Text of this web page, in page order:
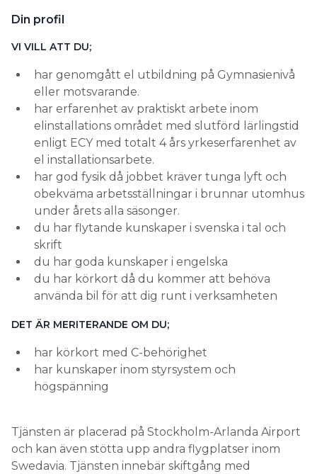
Din profil
VI VILL ATT DU;
har genomgått el utbildning på Gymnasienivå
eller motsvarande.
har erfarenhet av praktiskt arbete inom
elinstallations området med slutförd lärlingstid
enligt ECY med totalt 4 års yrkeserfarenhet av
el installationsarbete.
har god fysik då jobbet kräver tunga lyft och
obekväma arbetsställningar i brunnar utomhus
under årets alla säsonger.
du har flytande kunskaper i svenska i tal och
skrift
du har goda kunskaper i engelska
du har körkort då du kommer att behöva
använda bil för att dig runt i verksamheten
DET ÄR MERITERANDE OM DU;
har körkort med C-behörighet
har kunskaper inom styrsystem och
högspänning
Tjänsten är placerad på Stockholm-Arlanda Airport
och kan även stötta upp andra flygplatser inom
Swedavia. Tjänsten innebär skiftgång med